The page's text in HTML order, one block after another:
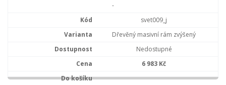
-
svet009_j
Dřevěný masivní rám zvýšený
Nedostupné
6 983 Kč